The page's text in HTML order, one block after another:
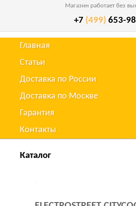
Магазин работает без
+7 (499) 653-
Главная
Статьи
Доставка по России
Доставка по Москве
Гарантия
Контакты
Каталог